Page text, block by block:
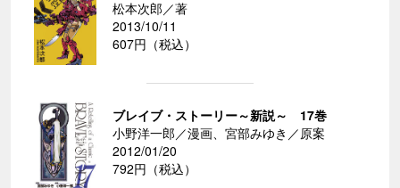
松本次郎／著
2013/10/11
607円（税込）
ブレイブ・ストーリー～新説～ 17巻
小野洋一郎／漫画、宮部みゆき／原案
2012/01/20
792円（税込）